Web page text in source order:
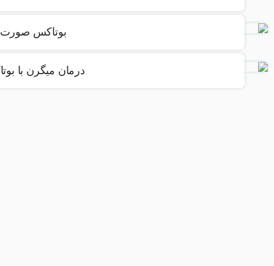
بوتاکس صورت
درمان میگرن با